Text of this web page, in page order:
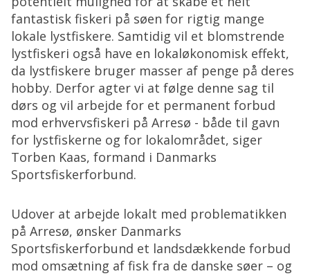
fantastisk fiskeri på søen for rigtig mange
lokale lystfiskere. Samtidig vil et blomstrende
lystfiskeri også have en lokaløkonomisk effekt,
da lystfiskere bruger masser af penge på deres
hobby. Derfor agter vi at følge denne sag til
dørs og vil arbejde for et permanent forbud
mod erhvervsfiskeri på Arresø - både til gavn
for lystfiskerne og for lokalområdet, siger
Torben Kaas, formand i Danmarks
Sportsfiskerforbund.
Udover at arbejde lokalt med problematikken
på Arresø, ønsker Danmarks
Sportsfiskerforbund et landsdækkende forbud
mod omsætning af fisk fra de danske søer – og